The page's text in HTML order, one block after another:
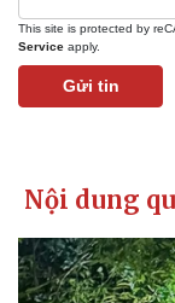
This site is protected by
Service apply.
Gửi tin